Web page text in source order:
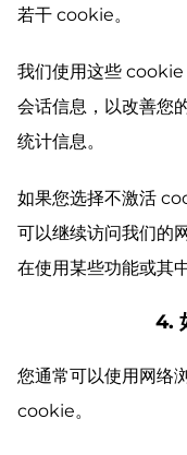
若干 cookie。
我们使用这些 cookie
会话信息，以改善您
统计信息。
如果您选择不激活
可以继续访问我们的
在使用某些功能或其
4.
您通常可以使用网络
cookie。